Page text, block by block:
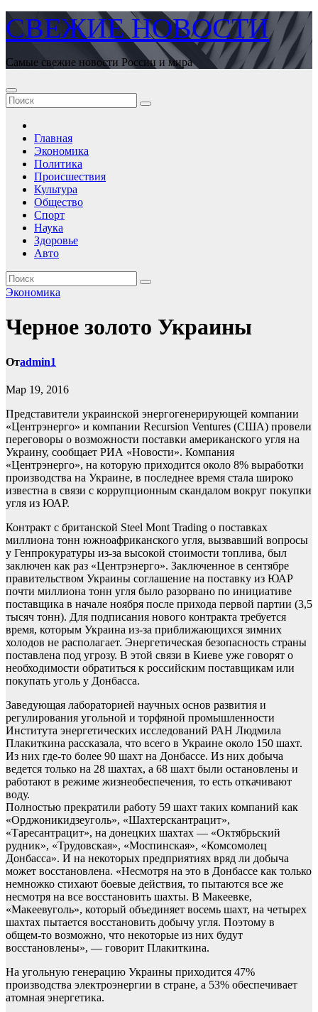
Перейти
к
содержимому
СВЕЖИЕ НОВОСТИ
Самые свежие новости России и мира
Главная
Экономика
Политика
Происшествия
Культура
Общество
Спорт
Наука
Здоровье
Авто
Экономика
Черное золото Украины
Отadmin1
Мар 19, 2016
Представители украинской энергогенерирующей компании
«Центрэнерго» и компании Recursion Ventures (США) провели
переговоры о возможности поставки американского угля на
Украину, сообщает РИА «Новости». Компания
«Центрэнерго», на которую приходится около 8% выработки
производства на Украине, в последнее время стала широко
известна в связи с коррупционным скандалом вокруг покупки
угля из ЮАР.
Контракт с британской Steel Mont Trading о поставках
миллиона тонн южноафриканского угля, вызвавший вопросы
у Генпрокуратуры из-за высокой стоимости топлива, был
заключен как раз «Центрэнерго». Заключенное в сентябре
правительством Украины соглашение на поставку из ЮАР
почти миллиона тонн угля было разорвано по инициативе
поставщика в начале ноября после прихода первой партии (3,5
тысяч тонн). Для подписания нового контракта требуется
время, которым Украина из-за приближающихся зимних
холодов не располагает. Энергетическая безопасность страны
поставлена под угрозу. В этой связи в Киеве уже говорят о
необходимости обратиться к российским поставщикам или
покупать уголь у Донбасса.
Заведующая лабораторией научных основ развития и
регулирования угольной и торфяной промышленности
Института энергетических исследований РАН Людмила
Плакиткина рассказала, что всего в Украине около 150 шахт.
Из них где-то более 90 шахт на Донбассе. Из них добыча
ведется только на 28 шахтах, а 68 шахт были остановлены и
работают в режиме жизнеобеспечения, то есть откачивают
воду.
Полностью прекратили работу 59 шахт таких компаний как
«Орджоникидзеуголь», «Шахтерскантрацит»,
«Таресантрацит», на донецких шахтах — «Октябрьский
рудник», «Трудовская», «Моспинская», «Комсомолец
Донбасса». И на некоторых предприятиях вряд ли добыча
может восстановлена. «Несмотря на это в Донбассе как только
немножко стихают боевые действия, то пытаются все же
несмотря на все восстановить шахты. В Макеевке,
«Макеевуголь», который объединяет восемь шахт, на четырех
шахтах пытается восстановить добычу угля. Поэтому в
общем-то возможно, что некоторые из них будут
восстановлены», — говорит Плакиткина.
На угольную генерацию Украины приходится 47%
производства электроэнергии в стране, а 53% обеспечивает
атомная энергетика.